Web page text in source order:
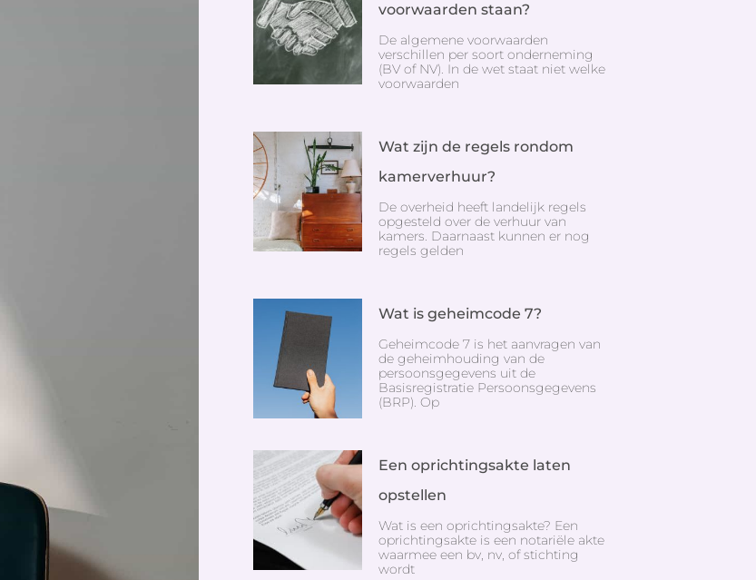
voorwaarden staan?
De algemene voorwaarden
verschillen per soort onderneming
(BV of NV). In de wet staat niet welke
voorwaarden
Wat zijn de regels rondom
kamerverhuur?
De overheid heeft landelijk regels
opgesteld over de verhuur van
kamers. Daarnaast kunnen er nog
regels gelden
Wat is geheimcode 7?
Geheimcode 7 is het aanvragen van
de geheimhouding van de
persoonsgegevens uit de
Basisregistratie Persoonsgegevens
(BRP). Op
Een oprichtingsakte laten
opstellen
Wat is een oprichtingsakte? Een
oprichtingsakte is een notariële akte
waarmee een bv, nv, of stichting
wordt